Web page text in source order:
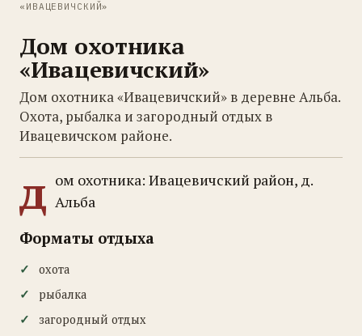
«ИВАЦЕВИЧСКИЙ»
Дом охотника
«Ивацевичский»
Дом охотника «Ивацевичский» в деревне Альба.
Охота, рыбалка и загородный отдых в
Ивацевичском районе.
д ом охотника: Ивацевичский район, д.
Альба
Форматы отдыха
охота
рыбалка
загородный отдых